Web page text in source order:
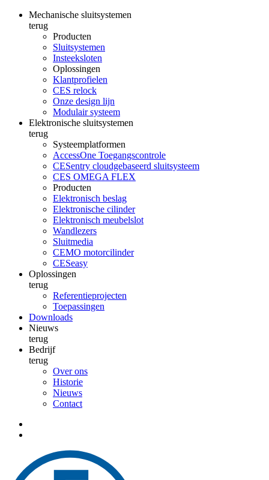
Mechanische sluitsystemen
terug
Producten
Sluitsystemen
Insteeksloten
Oplossingen
Klantprofielen
CES relock
Onze design lijn
Modulair systeem
Elektronische sluitsystemen
terug
Systeemplatformen
AccessOne Toegangscontrole
CESentry cloudgebaseerd sluitsysteem
CES OMEGA FLEX
Producten
Elektronisch beslag
Elektronische cilinder
Elektronisch meubelslot
Wandlezers
Sluitmedia
CEMO motorcilinder
CESeasy
Oplossingen
terug
Referentieprojecten
Toepassingen
Downloads
Nieuws
terug
Bedrijf
terug
Over ons
Historie
Nieuws
Contact